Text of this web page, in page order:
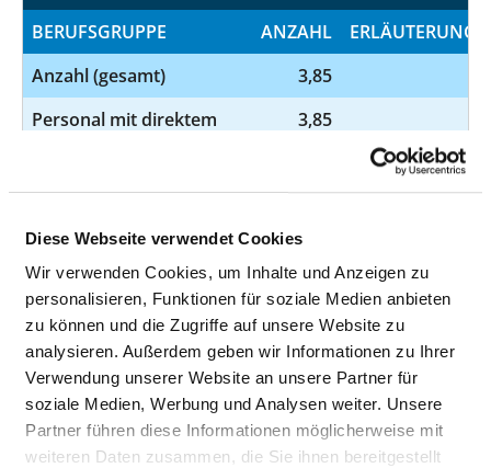
Diese Webseite verwendet Cookies
Wir verwenden Cookies, um Inhalte und Anzeigen zu
personalisieren, Funktionen für soziale Medien anbieten
zu können und die Zugriffe auf unsere Website zu
analysieren. Außerdem geben wir Informationen zu Ihrer
Verwendung unserer Website an unsere Partner für
soziale Medien, Werbung und Analysen weiter. Unsere
Partner führen diese Informationen möglicherweise mit
weiteren Daten zusammen, die Sie ihnen bereitgestellt
BERUFSGRUPPE
ANZAHL
ERLÄUTERUNG
Anzahl (gesamt)
3,85
Personal mit direktem
3,85
Personal ohne direktes
0,00
ambulanten Versorgung
Personal in der
stationären Versorgung
3,85
HEILERZIEHUNGSPFLEGER UND
HEILERZIEHUNGSPFLEGERIN